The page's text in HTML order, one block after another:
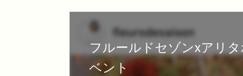
フルールドセゾンxアリ
ベント